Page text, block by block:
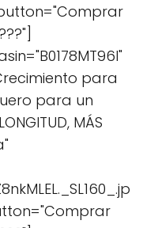
para
para un
MÁS